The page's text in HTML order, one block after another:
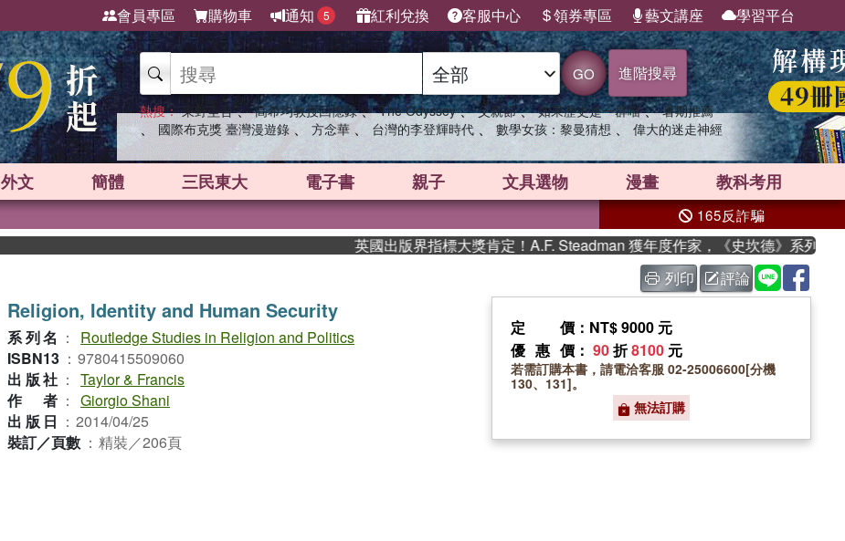
會員專區 購物車 通知 5 紅利兌換 客服中心 領券專區 藝文講座 學習平台
GO 進階搜尋
熱搜： 東野圭吾 、 高希均教授回憶錄 、 The Odyssey 、 父親節 、 如果歷史是一群喵 、 暑期推薦
、 國際布克獎 臺灣漫遊錄 、 方念華 、 台灣的李登輝時代 、 數學女孩：黎曼猜想 、 偉大的迷走神經
外文 簡體 三民東大 電子書 親子 文具選物 漫畫 教科考用
165反詐騙
英國出版界指標大獎肯定！A.F. Steadman 獲年度作家，《史坎德》系列帶你踏
列印 評論
Religion, Identity and Human Security
系列名 ：
Routledge Studies in Religion and Politics
ISBN13 ： 9780415509060
出版社 ： Taylor & Francis
作者 ： Giorgio Shani
出版日 ： 2014/04/25
裝訂／頁數 ： 精裝／206頁
定價 ：NT$ 9000 元
優惠價 ： 90折8100 元
若需訂購本書，請電洽客服 02-25006600[分機
130、131]。
無法訂購